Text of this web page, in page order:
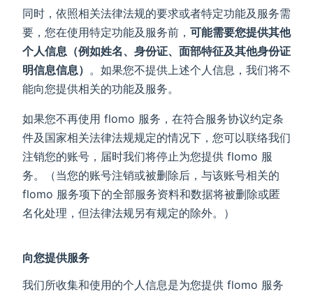
同时，依照相关法律法规的要求或者特定功能及服务需
要，您在使用特定功能及服务前， 可能需要您提供其他
个人信息（例如姓名、身份证、面部特征及其他身份证
明信息信息） 。如果您不提供上述个人信息，我们将不
能向您提供相关的功能及服务。
如果您不再使用 flomo 服务，在符合服务协议约定条
件及国家相关法律法规规定的情况下，您可以联络我们
注销您的账号，届时我们将停止为您提供 flomo 服
务。（当您的账号注销或被删除后，与该账号相关的
flomo 服务项下的全部服务资料和数据将被删除或匿
名化处理，但法律法规另有规定的除外。）
向您提供服务
我们所收集和使用的个人信息是为您提供 flomo 服务